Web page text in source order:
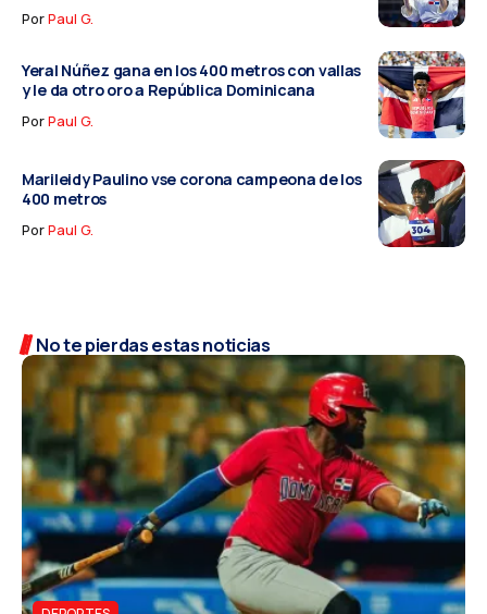
PorPaul G.
Yeral Núñez gana en los 400 metros con vallas
y le da otro oro a República Dominicana
PorPaul G.
Marileidy Paulino vse corona campeona de los
400 metros
PorPaul G.
No te pierdas estas noticias